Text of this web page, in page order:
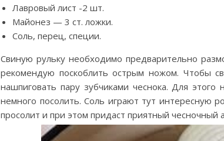
Лавровый лист -2 шт.
Майонез — 3 ст. ложки.
Соль, перец, специи.
Свиную рульку необходимо предварительно
рекомендую поскоблить острым ножом. Чтобы
нашпиговать пару зубчиками чеснока. Для
немного посолить. Соль играют тут интересную
просолит и при этом придаст приятный чесночный